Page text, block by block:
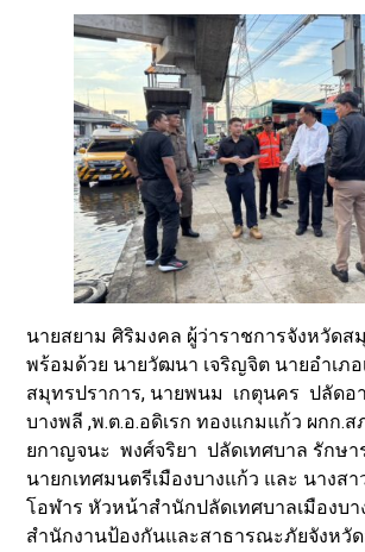
นายสยาม ศิริมงคล ผู้ว่าราชการจังหวัดส
พร้อมด้วย นายวัฒนา เจริญจิต นายอำเภอ
สมุทรปราการ, นายพนม เกตุนคร ปลัดอ
บางพลี ,พ.ต.อ.อดิเรก ทองแกมแก้ว ผกก.ส
ยกาญจนะ พงศ์จริยา ปลัดเทศบาล รักษ
นายกเทศมนตรีเมืองบางแก้ว และ นางส
โอฬาร หัวหน้าสำนักปลัดเทศบาลเมืองบ
สำนักงานป้องกันและสาธารณะภัยจังหวั